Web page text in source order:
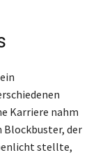
Karriere nahm
Blockbuster, der
stellte,